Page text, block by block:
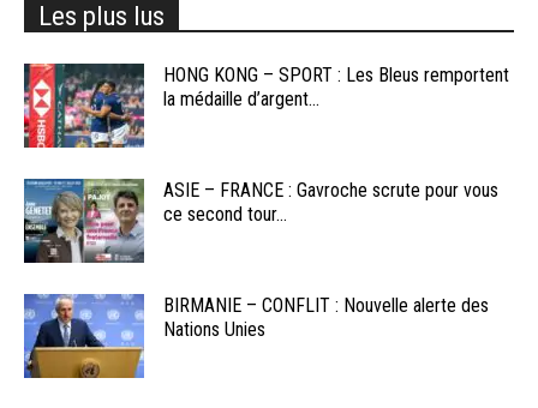
Les plus lus
HONG KONG – SPORT : Les Bleus remportent
la médaille d’argent...
ASIE – FRANCE : Gavroche scrute pour vous
ce second tour...
BIRMANIE – CONFLIT : Nouvelle alerte des
Nations Unies